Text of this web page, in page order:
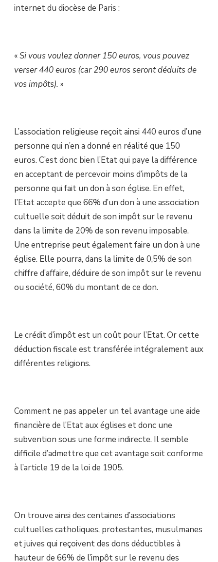
internet du diocèse de Paris :
«Si vous voulez donner 150 euros, vous pouvez
verser 440 euros (car 290 euros seront déduits de
vos impôts). »
L’association religieuse reçoit ainsi 440 euros d’une
personne qui n’en a donné en réalité que 150
euros. C’est donc bien l’Etat qui paye la différence
en acceptant de percevoir moins d’impôts de la
personne qui fait un don à son église. En effet,
l’Etat accepte que 66% d’un don à une association
cultuelle soit déduit de son impôt sur le revenu
dans la limite de 20% de son revenu imposable.
Une entreprise peut également faire un don à une
église. Elle pourra, dans la limite de 0,5% de son
chiffre d’affaire, déduire de son impôt sur le revenu
ou société, 60% du montant de ce don.
Le crédit d’impôt est un coût pour l’Etat. Or cette
déduction fiscale est transférée intégralement aux
différentes religions.
Comment ne pas appeler un tel avantage une aide
financière de l’Etat aux églises et donc une
subvention sous une forme indirecte. Il semble
difficile d’admettre que cet avantage soit conforme
à l’article 19 de la loi de 1905.
On trouve ainsi des centaines d’associations
cultuelles catholiques, protestantes, musulmanes
et juives qui reçoivent des dons déductibles à
hauteur de 66% de l’impôt sur le revenu des